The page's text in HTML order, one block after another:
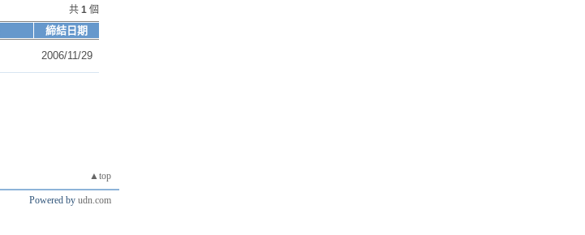
共 1 個
締結日期
2006/11/29
▲top
Powered by udn.com